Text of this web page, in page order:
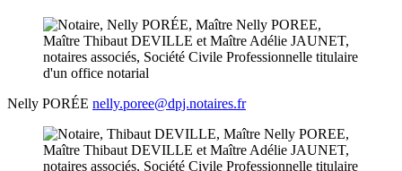
Nelly PORÉE nelly.poree@dpj.notaires.fr